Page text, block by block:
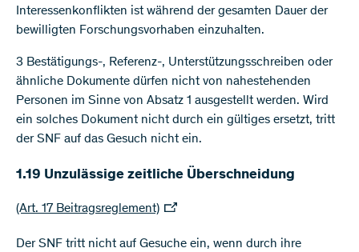
Interessenkonflikten ist während der gesamten Dauer der
bewilligten Forschungsvorhaben einzuhalten.
3 Bestätigungs-, Referenz-, Unterstützungsschreiben oder
ähnliche Dokumente dürfen nicht von nahestehenden
Personen im Sinne von Absatz 1 ausgestellt werden. Wird
ein solches Dokument nicht durch ein gültiges ersetzt, tritt
der SNF auf das Gesuch nicht ein.
1.19 Unzulässige zeitliche Überschneidung
(Art. 17 Beitragsreglement)
Der SNF tritt nicht auf Gesuche ein, wenn durch ihre